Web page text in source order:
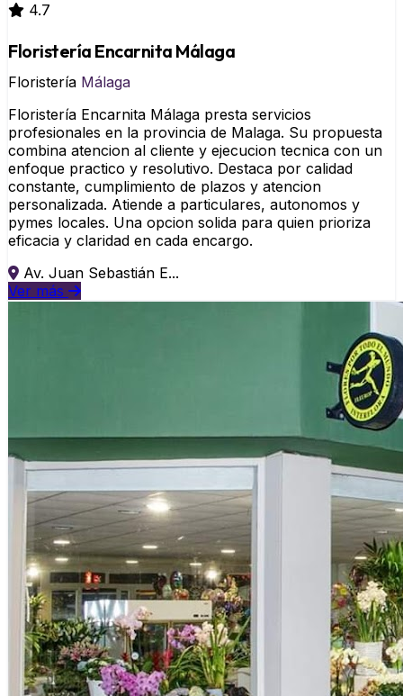
4.7
Floristería Encarnita Málaga
Floristería Málaga
Floristería Encarnita Málaga presta servicios
profesionales en la provincia de Malaga. Su propuesta
combina atencion al cliente y ejecucion tecnica con un
enfoque practico y resolutivo. Destaca por calidad
constante, cumplimiento de plazos y atencion
personalizada. Atiende a particulares, autonomos y
pymes locales. Una opcion solida para quien prioriza
eficacia y claridad en cada encargo.
Av. Juan Sebastián E...
Ver más